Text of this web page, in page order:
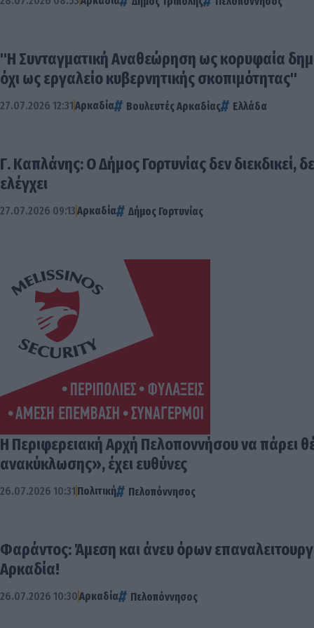
"Η Συνταγματική Αναθεώρηση ως κορυφαία
όχι ως εργαλείο κυβερνητικής σκοπιμότητας"
27.07.2026 12:31Αρκαδία Βουλευτές Αρκαδίας Ελλάδα
Γ. Καπλάνης: Ο Δήμος Γορτυνίας δεν διεκδικεί,
ελέγχει
27.07.2026 09:13Αρκαδία Δήμος Γορτυνίας
Η Περιφερειακή Αρχή Πελοποννήσου να πάρει
ανακύκλωσης», έχει ευθύνες
26.07.2026 10:31 Πολιτική Πελοπόννησος
Φαράντος: Άμεση και άνευ όρων
Αρκαδία!
26.07.2026 10:30Αρκαδία Πελοπόννησος